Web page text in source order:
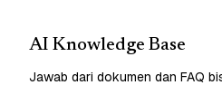
AI Knowledge Base
Jawab dari dokumen dan FAQ